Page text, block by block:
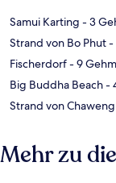
Samui Karting - 3
Strand von Bo Phut-
Fischerdorf- 9
Big Buddha Beach-
Strand von Chaweng
Mehr zu